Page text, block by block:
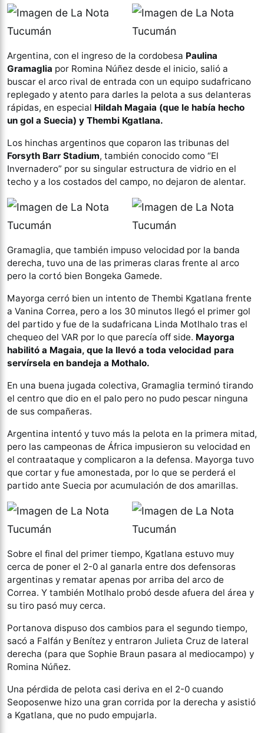
Argentina, con el ingreso de la cordobesa Paulina
Gramaglia por Romina Núñez desde el inicio, salió a
buscar el arco rival de entrada con un equipo sudafricano
replegado y atento para darles la pelota a sus delanteras
rápidas, en especial Hildah Magaia (que le había hecho
un gol a Suecia) y Thembi Kgatlana.
Los hinchas argentinos que coparon las tribunas del
Forsyth Barr Stadium, también conocido como “El
Invernadero” por su singular estructura de vidrio en el
techo y a los costados del campo, no dejaron de alentar.
Gramaglia, que también impuso velocidad por la banda
derecha, tuvo una de las primeras claras frente al arco
pero la cortó bien Bongeka Gamede.
Mayorga cerró bien un intento de Thembi Kgatlana frente
a Vanina Correa, pero a los 30 minutos llegó el primer gol
del partido y fue de la sudafricana Linda Motlhalo tras el
chequeo del VAR por lo que parecía off side. Mayorga
habilitó a Magaia, que la llevó a toda velocidad para
servírsela en bandeja a Mothalo.
En una buena jugada colectiva, Gramaglia terminó tirando
el centro que dio en el palo pero no pudo pescar ninguna
de sus compañeras.
Argentina intentó y tuvo más la pelota en la primera mitad,
pero las campeonas de África impusieron su velocidad en
el contraataque y complicaron a la defensa. Mayorga tuvo
que cortar y fue amonestada, por lo que se perderá el
partido ante Suecia por acumulación de dos amarillas.
Sobre el final del primer tiempo, Kgatlana estuvo muy
cerca de poner el 2-0 al ganarla entre dos defensoras
argentinas y rematar apenas por arriba del arco de
Correa. Y también Motlhalo probó desde afuera del área y
su tiro pasó muy cerca.
Portanova dispuso dos cambios para el segundo tiempo,
sacó a Falfán y Benítez y entraron Julieta Cruz de lateral
derecha (para que Sophie Braun pasara al mediocampo) y
Romina Núñez.
Una pérdida de pelota casi deriva en el 2-0 cuando
Seoposenwe hizo una gran corrida por la derecha y asistió
a Kgatlana, que no pudo empujarla.